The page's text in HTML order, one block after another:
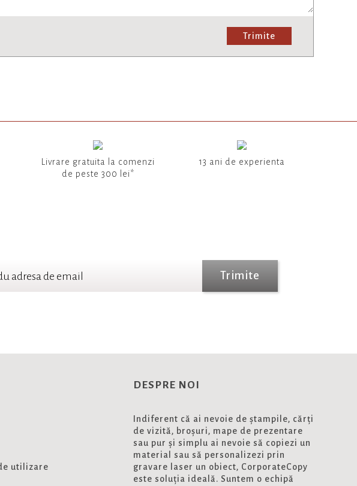
Trimite
Livrare gratuita la comenzi
de peste 300 lei*
13 ani de experienta
Trimite
utilizare
DESPRE NOI
Indiferent că ai nevoie de ștampile, cărți
de vizită, broșuri, mape de prezentare
sau pur și simplu ai nevoie să copiezi un
material sau să personalizezi prin
gravare laser un obiect, CorporateCopy
este soluția ideală. Suntem o echipă